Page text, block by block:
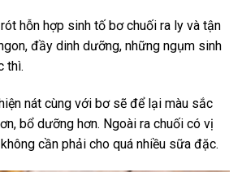
hỗn hợp sinh tố bơ chuối ra ly và tận
đầy dinh dưỡng, những ngụm sinh
thì.
nát cùng với bơ sẽ để lại màu sắc
bổ dưỡng hơn. Ngoài ra chuối có vị
cần phải cho quá nhiều sữa đặc.